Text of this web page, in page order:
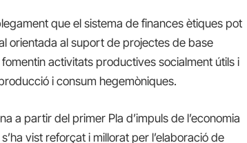
que el sistema de finances ètiques pot
orientada al suport de projectes de base
activitats productives socialment útils i
i consum hegemòniques.
a partir del primer Pla d’impuls de l’economia
vist reforçat i millorat per l’elaboració de